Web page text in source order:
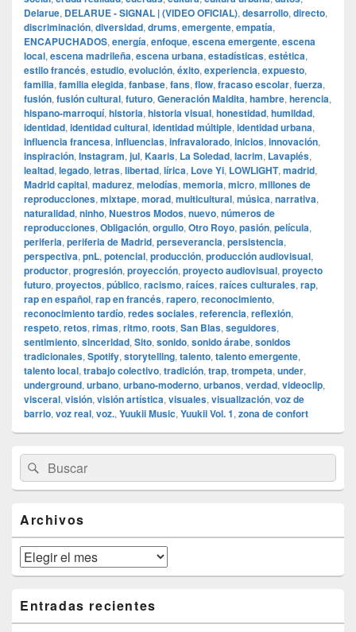
Delarue, DELARUE - SIGNAL | (VIDEO OFICIAL), desarrollo, directo,
discriminación, diversidad, drums, emergente, empatía,
ENCAPUCHADOS, energía, enfoque, escena emergente, escena
local, escena madrileña, escena urbana, estadísticas, estética,
estilo francés, estudio, evolución, éxito, experiencia, expuesto,
familia, familia elegida, fanbase, fans, flow, fracaso escolar, fuerza,
fusión, fusión cultural, futuro, Generación Maldita, hambre, herencia,
hispano-marroquí, historia, historia visual, honestidad, humildad,
identidad, identidad cultural, identidad múltiple, identidad urbana,
influencia francesa, influencias, infravalorado, inicios, innovación,
inspiración, Instagram, jul, Kaaris, La Soledad, lacrim, Lavapiés,
lealtad, legado, letras, libertad, lírica, Love Yi, LOWLIGHT, madrid,
Madrid capital, madurez, melodías, memoria, micro, millones de
reproducciones, mixtape, morad, multicultural, música, narrativa,
naturalidad, ninho, Nuestros Modos, nuevo, números de
reproducciones, Obligación, orgullo, Otro Royo, pasión, película,
periferia, periferia de Madrid, perseverancia, persistencia,
perspectiva, pnL, potencial, producción, producción audiovisual,
productor, progresión, proyección, proyecto audiovisual, proyecto
futuro, proyectos, público, racismo, raíces, raíces culturales, rap,
rap en español, rap en francés, rapero, reconocimiento,
reconocimiento tardío, redes sociales, referencia, reflexión,
respeto, retos, rimas, ritmo, roots, San Blas, seguidores,
sentimiento, sinceridad, Sito, sonido, sonido árabe, sonidos
tradicionales, Spotify, storytelling, talento, talento emergente,
talento local, trabajo colectivo, tradición, trap, trompeta, under,
underground, urbano, urbano-moderno, urbanos, verdad, videoclip,
visceral, visión, visión artística, visuales, visualización, voz de
barrio, voz real, voz., Yuukii Music, Yuukii Vol. 1, zona de confort
área
de
widget
lateral
primaria
Buscar
por:
Buscar
Archivos
Archivos
Entradas recientes